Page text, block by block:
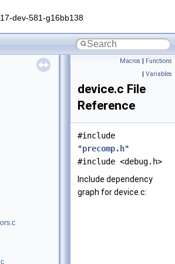
dev-581-g16bb138
Macros | Functions
| Variables
device.c File
Reference
#include
"precomp.h"
#include <debug.h>
Include dependency
graph for device.c: